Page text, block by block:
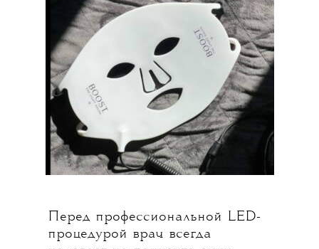
Перед профессиональной LED-
процедурой врач всегда